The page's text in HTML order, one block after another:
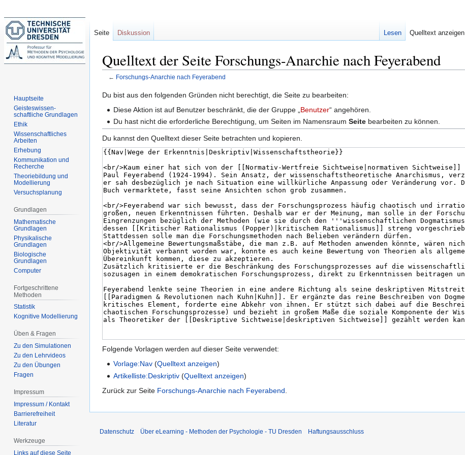
Quelltext der Seite Forschungs-Anarchie nach Feyerabend
← Forschungs-Anarchie nach Feyerabend
Zur
Navigation
Zur
Suche
Du bist aus den folgenden Gründen nicht berechtigt, die Seite zu bearbeiten:
Diese Aktion ist auf Benutzer beschränkt, die der Gruppe „ Benutzer“ angehören.
Du hast nicht die erforderliche Berechtigung, um Seiten im NamensraumSeite bearbeiten zu können.
Du kannst den Quelltext dieser Seite betrachten und kopieren.
Folgende Vorlagen werden auf dieser Seite verwendet:
Vorlage:Nav (Quelltext anzeigen)
Artikelliste:Deskriptiv (Quelltext anzeigen)
Zurück zur Seite Forschungs-Anarchie nach Feyerabend
Seite Diskussion Lesen Quelltext anzeigen
Hauptseite
Geisteswissen-
schaftliche Grundlagen
Ethik
Wissenschaftliches
Arbeiten
Erhebung
Kommunikation und
Recherche
Theoriebildung und
Modellierung
Versuchsplanung
Grundlagen
Mathematische
Grundlagen
Physikalische
Grundlagen
Biologische
Grundlagen
Computer
Fortgeschrittene
Methoden
Statistik
Kognitive Modellierung
Üben & Fragen
Zu den Simulationen
Zu den Lehrvideos
Zu den Übungen
Fragen
Impressum
Impressum / Kontakt
Barrierefreiheit
Literatur
Werkzeuge
Links auf diese Seite
Datenschutz Über eLearning - Methoden der Psychologie - TU Dresden Haftungsausschluss